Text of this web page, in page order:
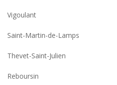
Vigoulant
Saint-Martin-de-Lamps
Thevet-Saint-Julien
Reboursin